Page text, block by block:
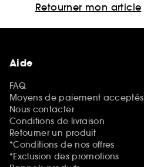
Retourner mon article
Aide
FAQ
Moyens de paiement acceptés
Nous contacter
Conditions de livraison
Retourner un produit
*Conditions de nos offres
*Exclusion des promotions